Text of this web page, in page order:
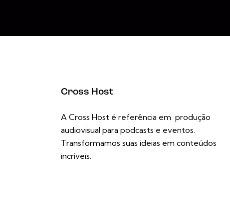
Cross Host
A Cross Host é referência em produção
audiovisual para podcasts e eventos.
Transformamos suas ideias em conteúdos
incríveis.